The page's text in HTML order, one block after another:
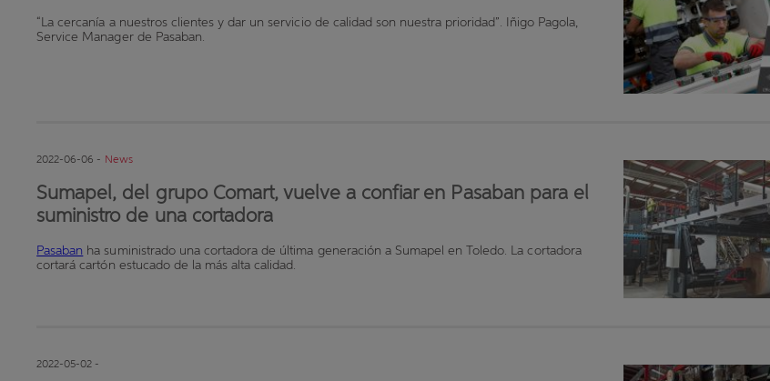
“La cercanía a nuestros clientes y dar un servicio de calidad son nuestra prioridad”. Iñigo Pagola,
Service Manager de Pasaban.
2022-06-06 - News
Sumapel, del grupo Comart, vuelve a confiar en Pasaban para el
suministro de una cortadora
Pasaban ha suministrado una cortadora de última generación a Sumapel en Toledo. La cortadora
cortará cartón estucado de la más alta calidad.
2022-05-02 -